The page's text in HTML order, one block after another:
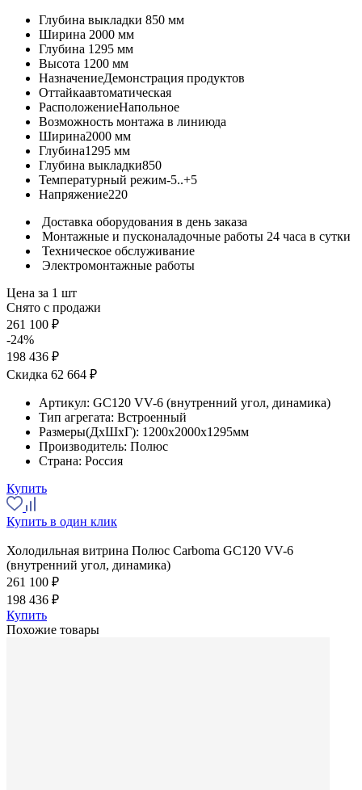
Глубина выкладки 850 мм
Ширина 2000 мм
Глубина 1295 мм
Высота 1200 мм
НазначениеДемонстрация продуктов
Оттайкаавтоматическая
РасположениеНапольное
Возможность монтажа в линиюда
Ширина2000 мм
Глубина1295 мм
Глубина выкладки850
Температурный режим-5..+5
Напряжение220
Доставка оборудования в день заказа
Монтажные и пусконаладочные работы 24 часа в сутки
Техническое обслуживание
Электромонтажные работы
Цена за 1 шт
Снято с продажи
261 100 ₽
-24%
198 436 ₽
Скидка 62 664 ₽
Артикул: GC120 VV-6 (внутренний угол, динамика)
Тип агрегата: Встроенный
Размеры(ДхШхГ): 1200x2000x1295мм
Производитель: Полюс
Страна: Россия
Купить
Купить в один клик
Холодильная витрина Полюс Carboma GC120 VV-6
(внутренний угол, динамика)
261 100 ₽
198 436 ₽
Купить
Похожие товары